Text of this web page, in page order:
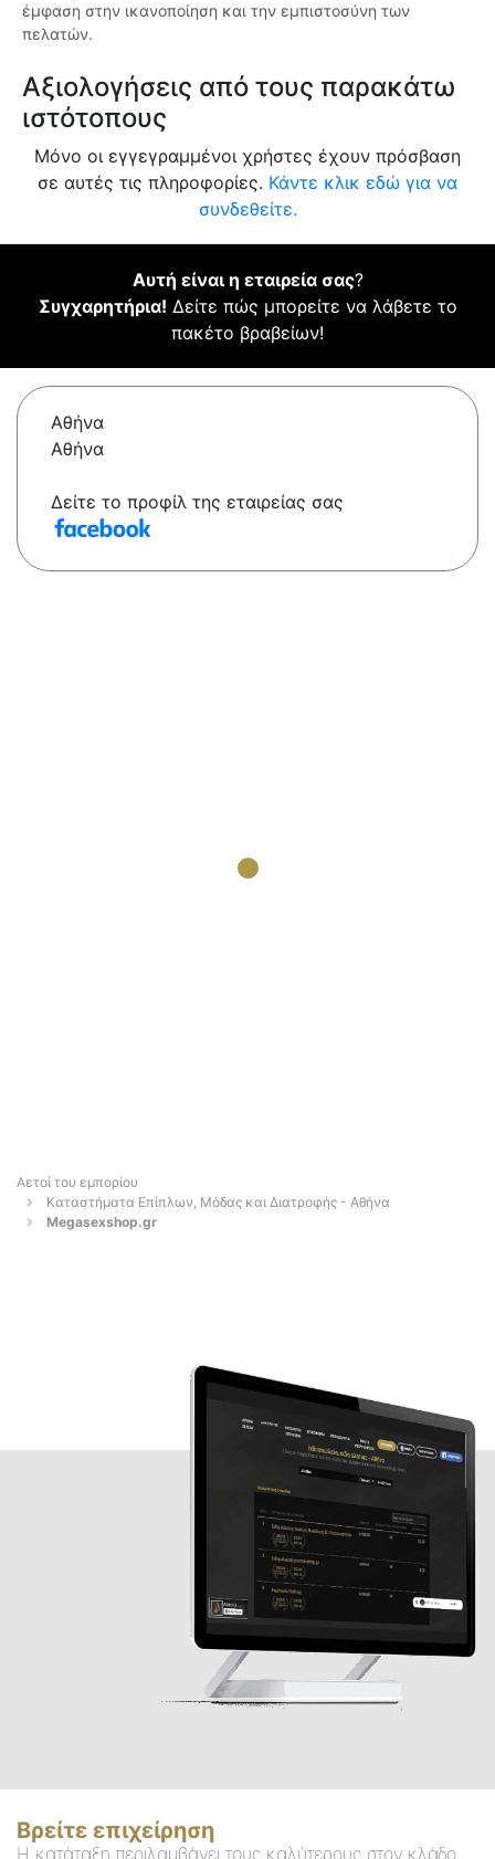
έμφαση στην ικανοποίηση και την εμπιστοσύνη των
πελατών.
Αξιολογήσεις από τους παρακάτω
ιστότοπους
Μόνο οι εγγεγραμμένοι χρήστες έχουν πρόσβαση
σε αυτές τις πληροφορίες. Κάντε κλικ εδώ για να
συνδεθείτε.
Αυτή είναι η εταιρεία σας?
Συγχαρητήρια! Δείτε πώς μπορείτε να λάβετε το
πακέτο βραβείων!
Αθήνα
Αθήνα
Δείτε το προφίλ της εταιρείας σας
Αετοί του εμπορίου
Καταστήματα Επίπλων, Μόδας και Διατροφής - Αθήνα
Megasexshop.gr
Βρείτε επιχείρηση
Η κατάταξη περιλαμβάνει τους καλύτερους στον κλάδο